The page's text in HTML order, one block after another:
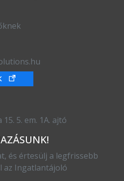
5. em. 1A. ajtó
és értesülj a legfrissebb
az Ingatlantájoló